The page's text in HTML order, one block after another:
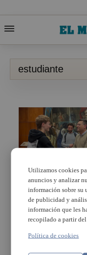
estudiante
Marcel Stawski,
l’estudiant
que ha aconseguit
nacionalitat
Utilizamos cookies
anuncios y analizar
información sobre su
de publicidad y
información que les
recopilado a partir del
Política de cookies